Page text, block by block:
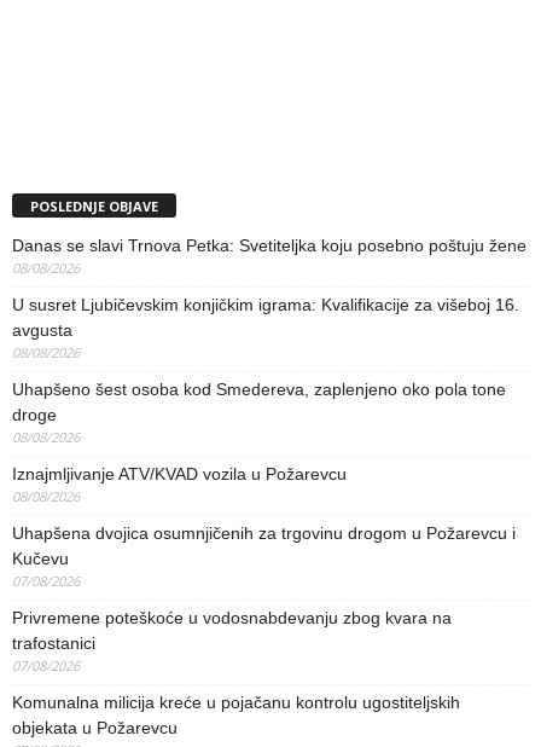
POSLEDNJE OBJAVE
Danas se slavi Trnova Petka: Svetiteljka koju posebno poštuju žene
08/08/2026
U susret Ljubičevskim konjičkim igrama: Kvalifikacije za višeboj 16.
avgusta
08/08/2026
Uhapšeno šest osoba kod Smedereva, zaplenjeno oko pola tone
droge
08/08/2026
Iznajmljivanje ATV/KVAD vozila u Požarevcu
08/08/2026
Uhapšena dvojica osumnjičenih za trgovinu drogom u Požarevcu i
Kučevu
07/08/2026
Privremene poteškoće u vodosnabdevanju zbog kvara na
trafostanici
07/08/2026
Komunalna milicija kreće u pojačanu kontrolu ugostiteljskih
objekata u Požarevcu